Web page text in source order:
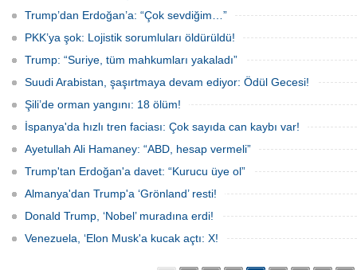
Trump’dan Erdoğan’a: “Çok sevdiğim…”
PKK’ya şok: Lojistik sorumluları öldürüldü!
Trump: “Suriye, tüm mahkumları yakaladı”
Suudi Arabistan, şaşırtmaya devam ediyor: Ödül Gecesi!
Şili’de orman yangını: 18 ölüm!
İspanya'da hızlı tren faciası: Çok sayıda can kaybı var!
Ayetullah Ali Hamaney: “ABD, hesap vermeli”
Trump'tan Erdoğan'a davet: “Kurucu üye ol”
Almanya'dan Trump'a ‘Grönland’ resti!
Donald Trump, ‘Nobel’ muradına erdi!
Venezuela, ‘Elon Musk'a kucak açtı: X!